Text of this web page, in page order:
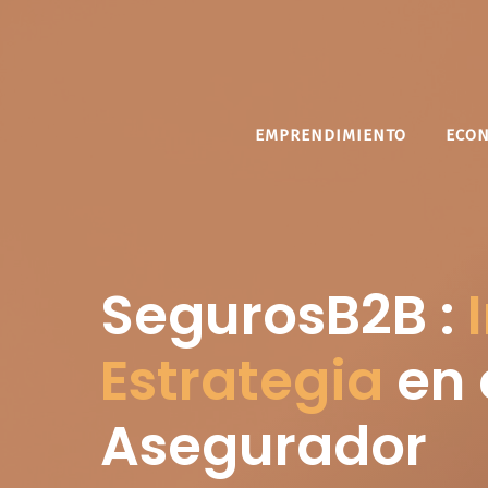
EMPRENDIMIENTO
SegurosB2B :
Estrategia en
Asegurador